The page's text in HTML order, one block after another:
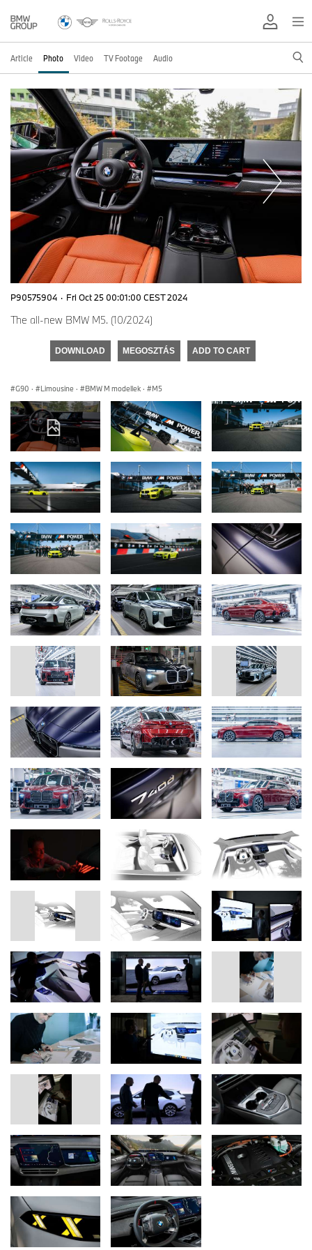
Article Photo Video TV Footage Audio
P90575904 · Fri Oct 25 00:01:00 CEST 2024
The all-new BMW M5. (10/2024)
DOWNLOAD MEGOSZTÁS ADD TO CART
G90 · Limousine · BMW M modellek · M5